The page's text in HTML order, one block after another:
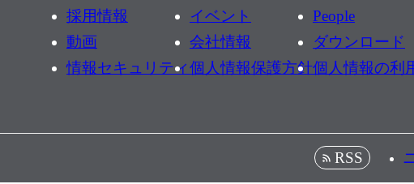
採用情報
イベント People
動画
会社情報 ダウンロード
情報セキュリティ個人情報保護方針個人情報の利
RSS